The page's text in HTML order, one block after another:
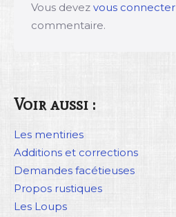
Vous devez vous connecter
commentaire.
Voir aussi :
Les mentiries
Additions et corrections
Demandes facétieuses
Propos rustiques
Les Loups